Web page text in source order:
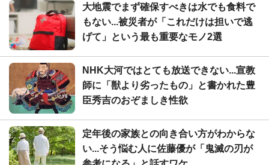
大地震でまず確保すべきは水でも食料で
もない...被災者が「これだけは担いで逃
げて」という最も重要なモノ2選
NHK大河ではとても放送できない...宣教
師に「獣より劣ったもの」と書かれた豊
臣秀吉のおぞましき性欲
定年後の家族との向き合い方がわからな
い...そう悩む人に佐藤優が「鬼滅の刃が